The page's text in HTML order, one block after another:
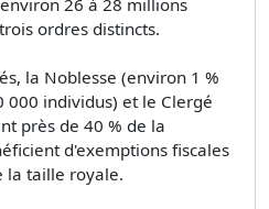
ordres distincts.
la Noblesse (environ 1 %
individus) et le Clergé
près de 40 % de la
d'exemptions fiscales
la taille royale.